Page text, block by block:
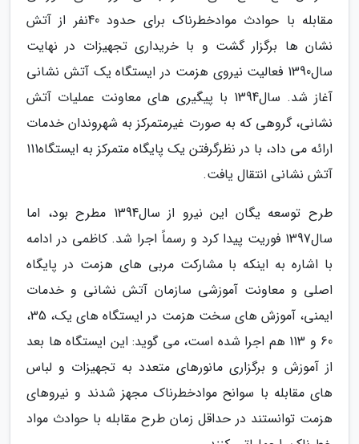
مقابله با حوادث موادخطرناک برای حدود 40نفر از آتش
نشان ها برگزار گشت و با خریداری تجهیزات در نهایت
سال1390 فعالیت نیروی هزمت در ایستگاه یک آتش نشانی
آغاز شد. سال1394 با پیگیری های معاونت عملیات آتش
نشانی، گروهی که به صورت غیرمتمرکز به شهروندان خدمات
ارائه می داد، با در نظرگرفتن یک پایگاه متمرکز به ایستگاه111
آتش نشانی انتقال یافت.
طرح توسعه یگان این نیرو از سال1394 مطرح بود، اما
سال1397 فوریت پیدا کرد و رسماً اجرا شد. کاظمی در ادامه
با اشاره به اینکه با مشارکت مربی های هزمت در پایگاه
اصلی و معاونت آموزشی سازمان آتش نشانی و خدمات
ایمنی، آموزش های سخت هزمت در ایستگاه های یک، 35،
60 و 113 هم اجرا شده است، می گوید: این ایستگاه ها بعد
از آموزش و برگزاری مانورهای متعدد به تجهیزات و لباس
های مقابله با سوانح موادخطرناک مجهز شدند و نیروهای
هزمت توانستند در حداقل زمان طرح مقابله با حوادث مواد